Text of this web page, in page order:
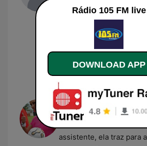
rádio paulista, ele
por veículos como a
Transamérica antes de
papel atual.
Ana Paula Oliveira
Ana Paula Oliveiraatua
comentarista esportiva
sendo a primeira mulher
cargo fixo na equipe de
emissora. Jornalista e
assistente, ela traz para
Rádio 105 FM live
DOWNLOAD APP